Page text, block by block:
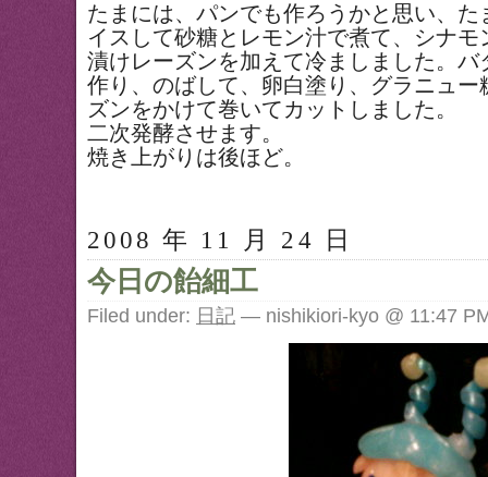
たまには、パンでも作ろうかと思い、
イスして砂糖とレモン汁で煮て、シナ
漬けレーズンを加えて冷ましました。
作り、のばして、卵白塗り、グラニュ
ズンをかけて巻いてカットしました。
二次発酵させます。
焼き上がりは後ほど。
2008 年 11 月 24 日
今日の飴細工
Filed under: 日記 — nishikiori-kyo @ 11:47